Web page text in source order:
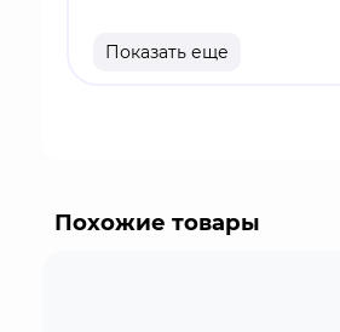
Сандроне (известна как
от значков до больших
Показать еще
Похожие товары